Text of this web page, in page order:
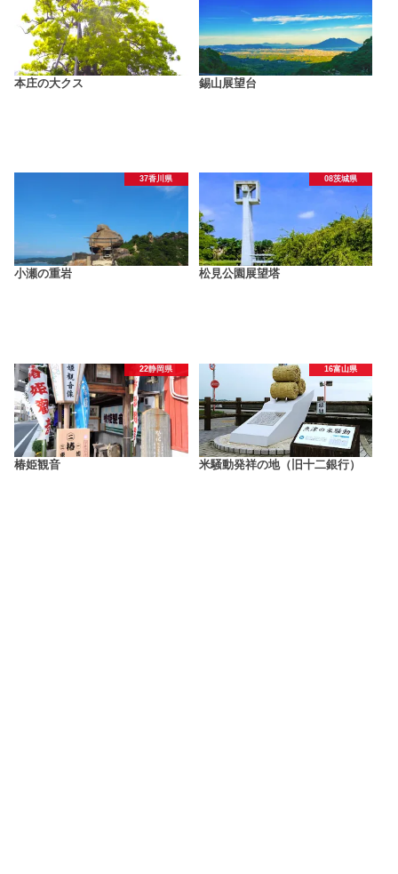
本庄の大クス 錫山展望台
37香川県
小瀬の重岩
08茨城県
松見公園展望塔
22静岡県
椿姫観音
16富山県
米騒動発祥の地（旧十二銀行）